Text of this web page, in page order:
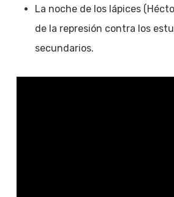
La noche de los lápices
de la represión contra los
secundarios.